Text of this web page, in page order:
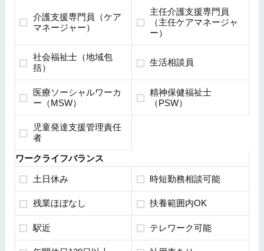
介護支援専門員（ケア
マネージャー）
主任介護支援専門員
（主任ケアマネージャ
ー）
社会福祉士（地域包
括）
生活相談員
医療ソーシャルワーカ
ー（MSW）
精神保健福祉士
（PSW）
児童発達支援管理責任
者
ワークライフバランス
土日休み 時短勤務相談可能
残業ほぼなし 扶養範囲内OK
駅近 テレワーク可能